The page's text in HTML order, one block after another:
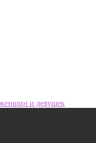
женщин и девушек